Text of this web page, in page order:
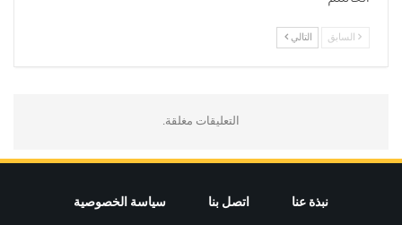
السابق التالي
التعليقات مغلقة.
نبذة عنا اتصل بنا سياسة الخصوصية